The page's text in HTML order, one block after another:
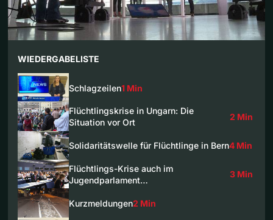
WIEDERGABELISTE
Schlagzeilen1 Min
Flüchtlingskrise in Ungarn: Die
Situation vor Ort
2 Min
Solidaritätswelle für Flüchtlinge in Bern4 Min
Flüchtlings-Krise auch im
Jugendparlament…
3 Min
Kurzmeldungen2 Min